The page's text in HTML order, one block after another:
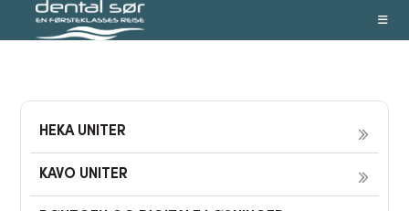
HEKA UNITER
KAVO UNITER